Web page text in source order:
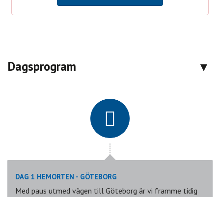
Dagsprogram
DAG 1 HEMORTEN - GÖTEBORG
Med paus utmed vägen till Göteborg är vi framme tidig